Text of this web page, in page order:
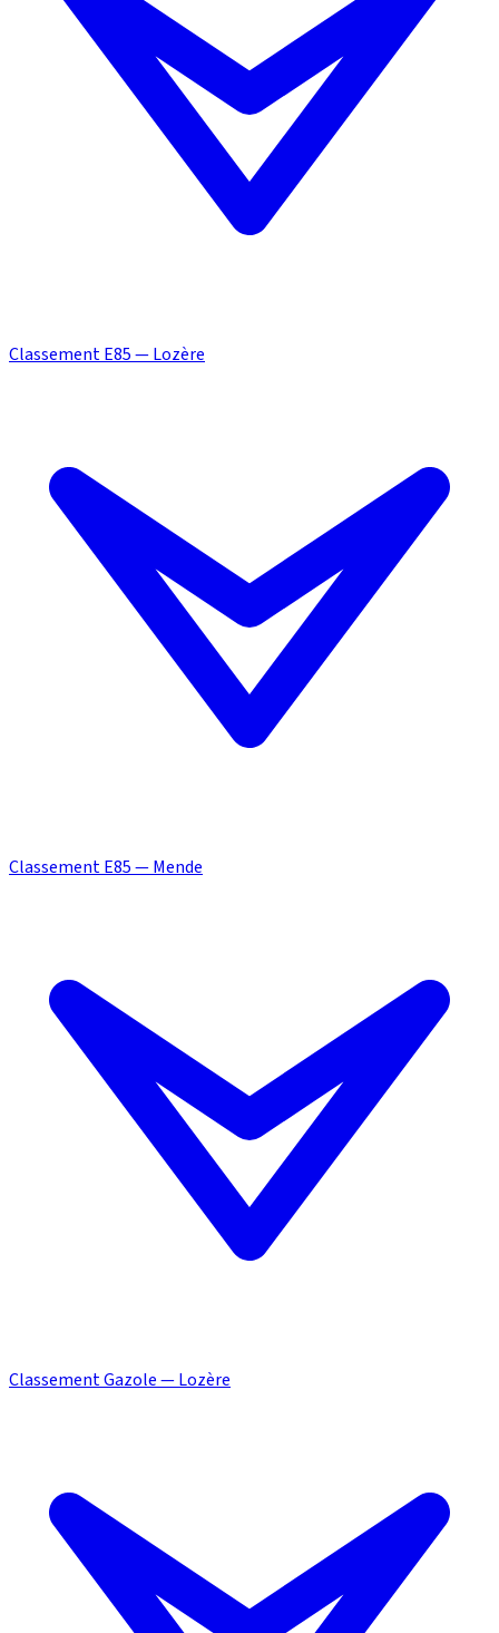
Classement E85 — Lozère
Classement E85 — Mende
Classement Gazole — Lozère